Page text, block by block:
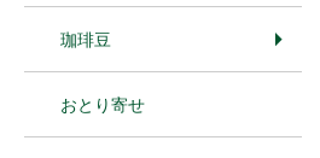
珈琲豆
おとり寄せ